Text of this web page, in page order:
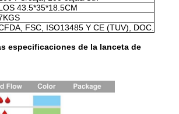
43.5*35*18.5CM
FSC, ISO13485 Y CE (TUV), DOC.
especificaciones de la lanceta de